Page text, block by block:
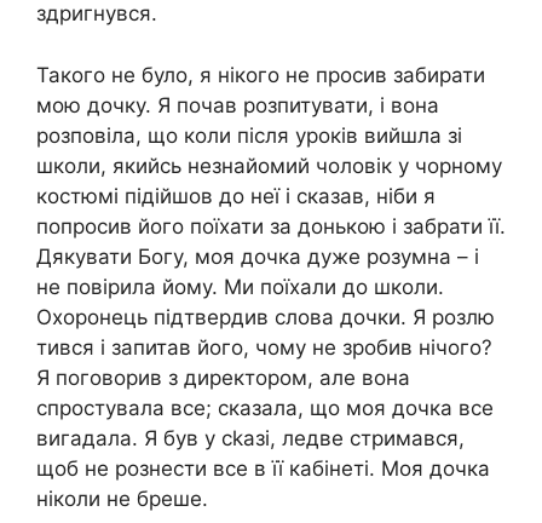
здригнувся.
Такого не було, я нікого не просив забирати
мою дочку. Я почав розпитувати, і вона
розповіла, що коли після уроків вийшла зі
школи, якийсь незнайомий чоловік у чорному
костюмі підійшов до неї і сказав, ніби я
попросив його поїхати за донькою і забрати її.
Дякувати Богу, моя дочка дуже розумна – і
не повірила йому. Ми поїхали до школи.
Охоронець підтвердив слова дочки. Я розлю
тився і запитав його, чому не зробив нічого?
Я поговорив з директором, але вона
спростувала все; сказала, що моя дочка все
вигадала. Я був у сkазі, ледве стримався,
щоб не рознести все в її кабінеті. Моя дочка
ніколи не бреше.